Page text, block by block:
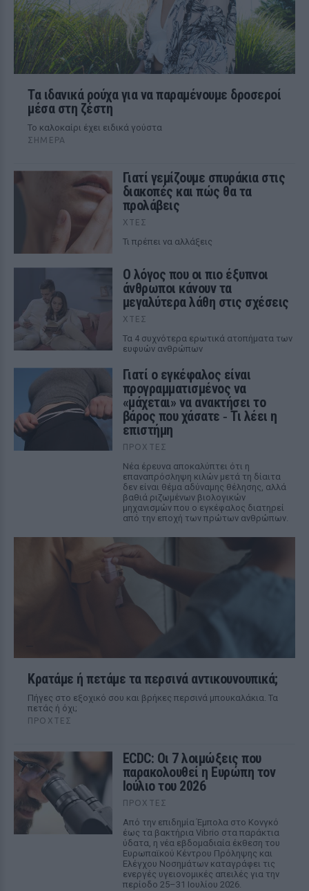
Τα ιδανικά ρούχα για να παραμένουμε δροσεροί
μέσα στη ζέστη
To καλοκαίρι έχει ειδικά γούστα
ΣΉΜΕΡΑ
Γιατί γεμίζουμε σπυράκια στις
διακοπές και πώς θα τα
προλάβεις
ΧΤΕΣ
Τι πρέπει να αλλάξεις
Ο λόγος που οι πιο έξυπνοι
άνθρωποι κάνουν τα
μεγαλύτερα λάθη στις σχέσεις
ΧΤΕΣ
Τα 4 συχνότερα ερωτικά ατοπήματα των
ευφυών ανθρώπων
Γιατί ο εγκέφαλος είναι
προγραμματισμένος να
«μάχεται» να ανακτήσει το
βάρος που χάσατε ‑ Τι λέει η
επιστήμη
ΠΡΟΧΤΈΣ
Νέα έρευνα αποκαλύπτει ότι η
επαναπρόσληψη κιλών μετά τη δίαιτα
δεν είναι θέμα αδύναμης θέλησης, αλλά
βαθιά ριζωμένων βιολογικών
μηχανισμών που ο εγκέφαλος διατηρεί
από την εποχή των πρώτων ανθρώπων.
Κρατάμε ή πετάμε τα περσινά αντικουνουπικά;
Πήγες στο εξοχικό σου και βρήκες περσινά μπουκαλάκια. Τα
πετάς ή όχι;
ΠΡΟΧΤΈΣ
ECDC: Οι 7 λοιμώξεις που
παρακολουθεί η Ευρώπη τον
Ιούλιο του 2026
ΠΡΟΧΤΈΣ
Από την επιδημία Έμπολα στο Κονγκό
έως τα βακτήρια Vibrio στα παράκτια
ύδατα, η νέα εβδομαδιαία έκθεση του
Ευρωπαϊκού Κέντρου Πρόληψης και
Ελέγχου Νοσημάτων καταγράφει τις
ενεργές υγειονομικές απειλές για την
περίοδο 25–31 Ιουλίου 2026.